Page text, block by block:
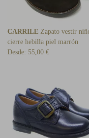
CARRILE Zapato vestir
cierre hebilla piel marrón
Desde: 55,00 €